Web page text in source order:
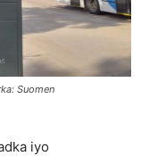
Suomen
iyo